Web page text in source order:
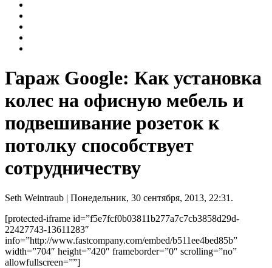
Гараж Google: Как установка
колес на офисную мебель и
подвешивание розеток к
потолку способствует
сотрудничеству
Seth Weintraub | Понедельник, 30 сентября, 2013, 22:31.
[protected-iframe id=”f5e7fcf0b03811b277a7c7cb3858d29d-
22427743-13611283″
info=”http://www.fastcompany.com/embed/b511ee4bed85b”
width=”704″ height=”420″ frameborder=”0″ scrolling=”no”
allowfullscreen=””]